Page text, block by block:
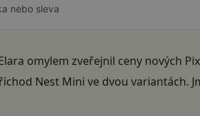
nebo sleva
omylem zveřejnil ceny nových
Nest Mini ve dvou variantách.